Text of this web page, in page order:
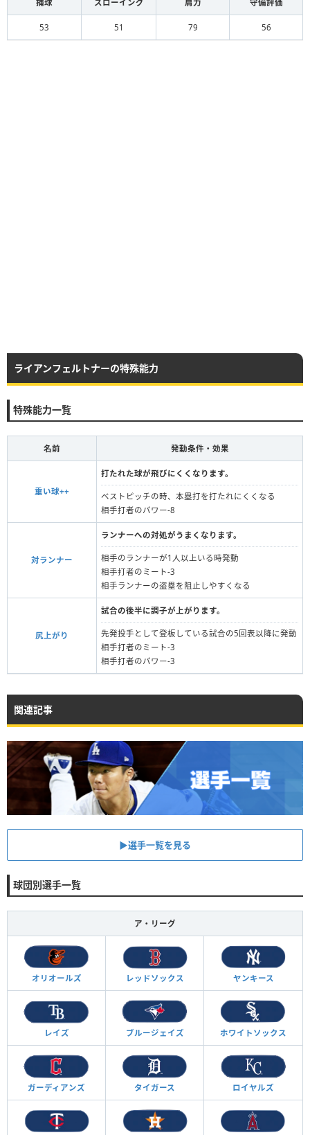
捕球 スローイング 肩力 守備評価
53 51 79 56
ライアンフェルトナーの特殊能力
特殊能力一覧
名前 発動条件・効果
重い球++
打たれた球が飛びにくくなります。
ベストピッチの時、本塁打を打たれにくくなる
相手打者のパワー-8
対ランナー
ランナーへの対処がうまくなります。
相手のランナーが1人以上いる時発動
相手打者のミート-3
相手ランナーの盗塁を阻止しやすくなる
尻上がり
試合の後半に調子が上がります。
先発投手として登板している試合の5回表以降に発動
相手打者のミート-3
相手打者のパワー-3
関連記事
▶︎選手一覧を見る
球団別選手一覧
ア・リーグ
オリオールズ レッドソックス ヤンキース
レイズ ブルージェイズ ホワイトソックス
ガーディアンズ タイガース ロイヤルズ